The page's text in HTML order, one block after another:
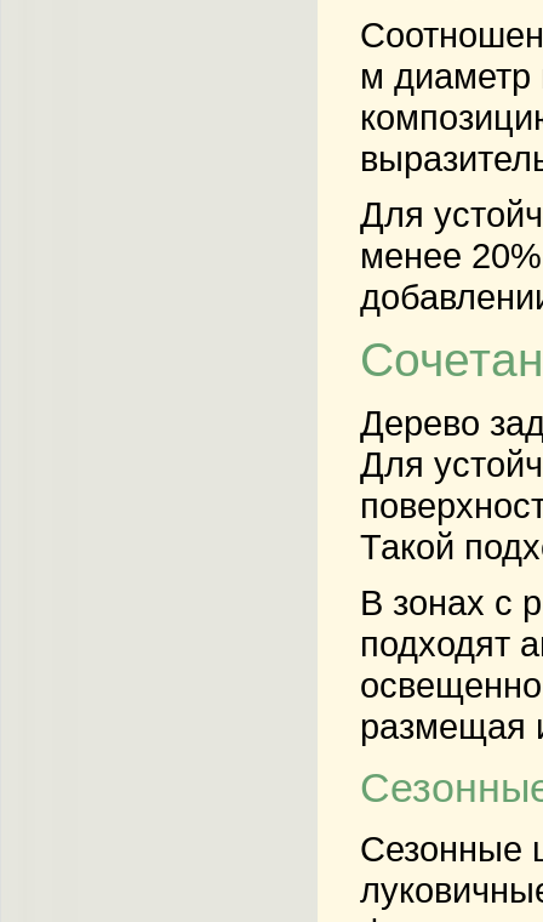
м диаметр
Для
менее
Дерево
Для
Такой
В зонах с
подходят
размещая
Сезонные